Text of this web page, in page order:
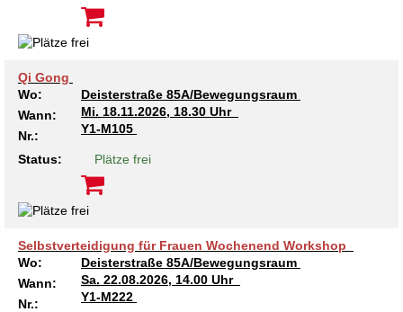
Kindertagesstätte Klaus-Müller-Kilian-Weg /
Kindertagesstätte König-Ludwig-Straße
Kindertagesstätte Langes Feld “Deisterspatzen”
Kindertagesstätte Moorlilienweg /
Familienzentrum
Familienzentrum
Kindertagesstätte Pfarrlandplatz
Kindertagesstätte Hiltrud-Grote-Weg
Kindertagesstätte Ibykusweg / Familienzentrum
Kindertagesstätte Johannes-Lau-Hof
Kindertagesstätte Kapellenbrink /
Familienzentrum
“Mäuseburg” / Familienzentrum
Kindertagesstätte König-Ludwig-Straße
Qi Gong
Wo:
Deisterstraße 85A/Bewegungsraum
Wann:
Mi. 18.11.2026, 18.30 Uhr
Nr.:
Y1-M105
Status: Plätze frei
Selbstverteidigung für Frauen Wochenend Workshop
Wo:
Deisterstraße 85A/Bewegungsraum
Wann:
Sa. 22.08.2026, 14.00 Uhr
Nr.:
Y1-M222